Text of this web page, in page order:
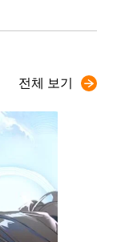
전체 보기